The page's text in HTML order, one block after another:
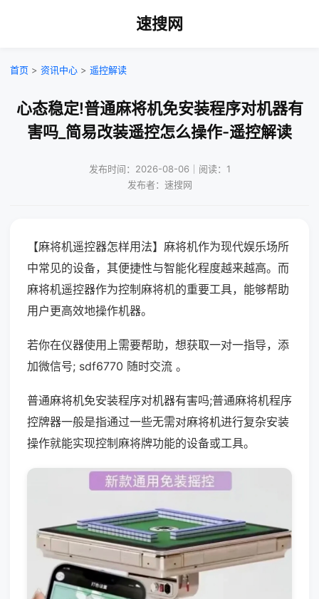
速搜网
首页 > 资讯中心 > 遥控解读
心态稳定!普通麻将机免安装程序对机器有
害吗_简易改装遥控怎么操作-遥控解读
发布时间：2026-08-06｜阅读：1
发布者：速搜网
【麻将机遥控器怎样用法】麻将机作为现代娱乐场所
中常见的设备，其便捷性与智能化程度越来越高。而
麻将机遥控器作为控制麻将机的重要工具，能够帮助
用户更高效地操作机器。
若你在仪器使用上需要帮助，想获取一对一指导，添
加微信号; sdf6770 随时交流 。
普通麻将机免安装程序对机器有害吗;普通麻将机程序
控牌器一般是指通过一些无需对麻将机进行复杂安装
操作就能实现控制麻将牌功能的设备或工具。